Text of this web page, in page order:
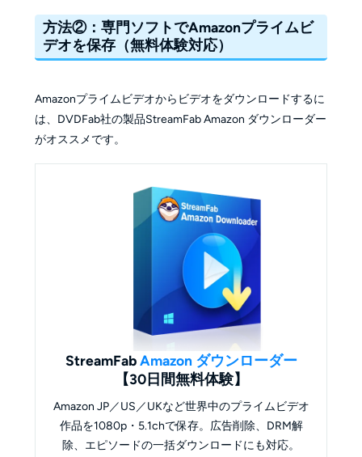
方法②：専門ソフトでAmazonプライムビ
デオを保存（無料体験対応）
Amazonプライムビデオからビデオをダウンロードするに
は、DVDFab社の製品StreamFab Amazon ダウンローダー
がオススメです。
StreamFabAmazon ダウンローダー
【30日間無料体験】
Amazon JP／US／UKなど世界中のプライムビデオ
作品を1080p・5.1chで保存。広告削除、DRM解
除、エピソードの一括ダウンロードにも対応。